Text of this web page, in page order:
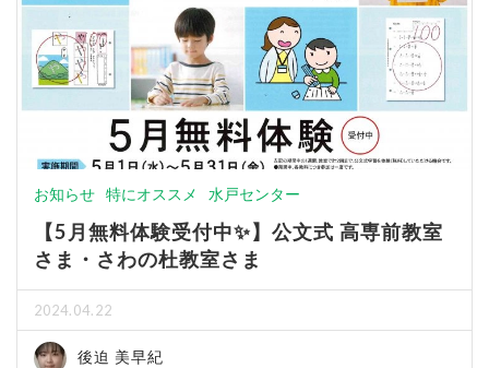
お知らせ 特にオススメ 水戸センター
【5月無料体験受付中✨】公文式 高専前教室
さま・さわの杜教室さま
2024.04.22
後迫 美早紀